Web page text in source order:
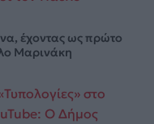
έχοντας ως πρώτο
Μαρινάκη